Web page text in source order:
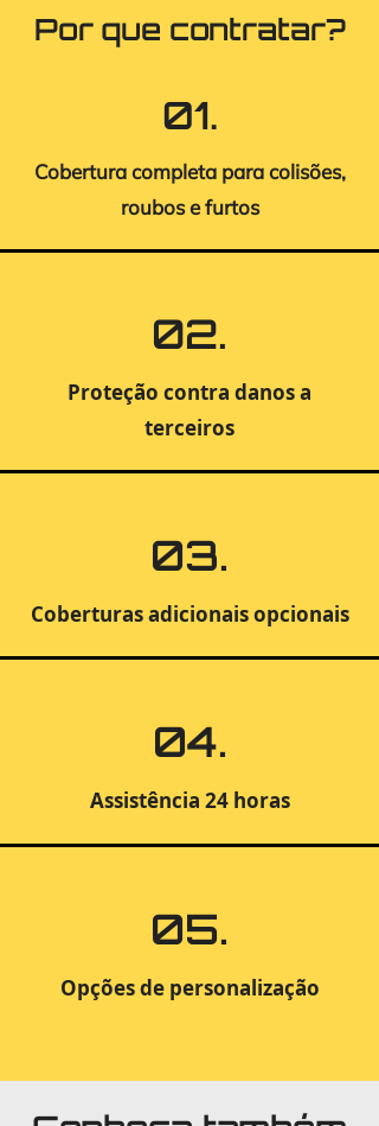
Por que contratar?
01.
Cobertura completa para colisões,
roubos e furtos
02.
Proteção contra danos a
terceiros
03.
Coberturas adicionais opcionais
04.
Assistência 24 horas
05.
Opções de personalização